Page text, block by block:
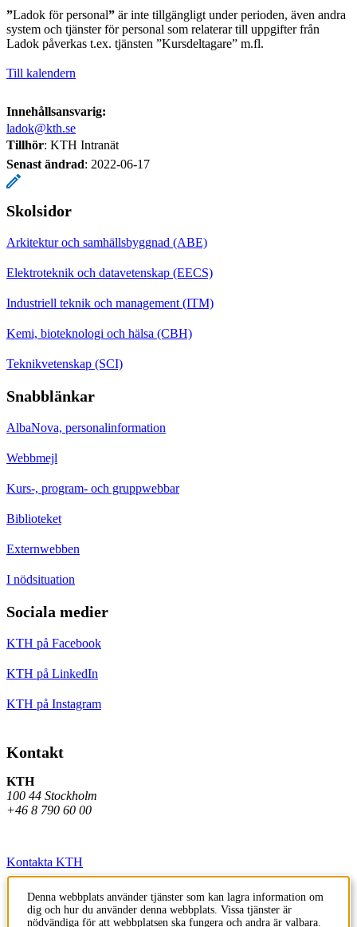
”Ladok för personal” är inte tillgängligt under perioden, även andra
system och tjänster för personal som relaterar till uppgifter från
Ladok påverkas t.ex. tjänsten ”Kursdeltagare” m.fl.
Till kalendern
Innehållsansvarig:
ladok@kth.se
Tillhör: KTH Intranät
Senast ändrad: 2022-06-17
Skolsidor
Arkitektur och samhällsbyggnad (ABE)
Elektroteknik och datavetenskap (EECS)
Industriell teknik och management (ITM)
Kemi, bioteknologi och hälsa (CBH)
Teknikvetenskap (SCI)
Snabblänkar
AlbaNova, personalinformation
Webbmejl
Kurs-, program- och gruppwebbar
Biblioteket
Externwebben
I nödsituation
Sociala medier
KTH på Facebook
KTH på LinkedIn
KTH på Instagram
Kontakt
KTH
100 44 Stockholm
+46 8 790 60 00
Kontakta KTH
Jobba på KTH
Press och media
Denna webbplats använder tjänster som kan lagra information om
dig och hur du använder denna webbplats. Vissa tjänster är
nödvändiga för att webbplatsen ska fungera och andra är valbara.